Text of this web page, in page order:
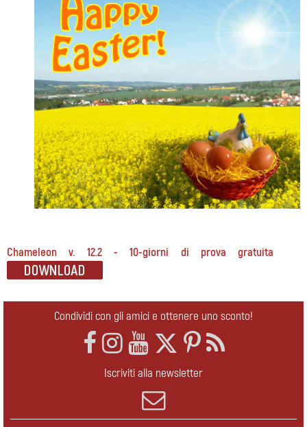
Chameleon v. 12.2 - 10-giorni di prova gratuita
Condividi con gli amici e ottenere uno sconto!
Iscriviti alla newsletter